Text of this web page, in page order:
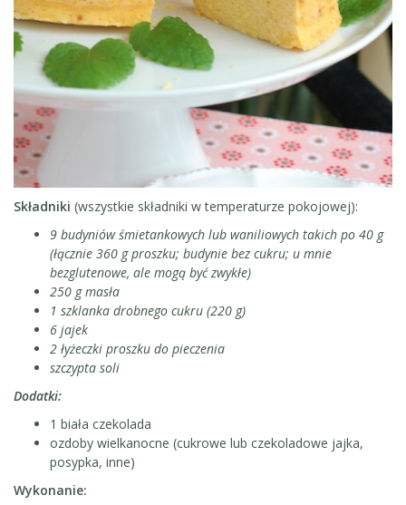
Składniki (wszystkie składniki w temperaturze pokojowej):
9 budyniów śmietankowych lub waniliowych takich po 40 g
(łącznie 360 g proszku; budynie bez cukru; u mnie
bezglutenowe, ale mogą być zwykłe)
250 g masła
1 szklanka drobnego cukru (220 g)
6 jajek
2 łyżeczki proszku do pieczenia
szczypta soli
Dodatki:
1 biała czekolada
ozdoby wielkanocne (cukrowe lub czekoladowe jajka,
posypka, inne)
Wykonanie: